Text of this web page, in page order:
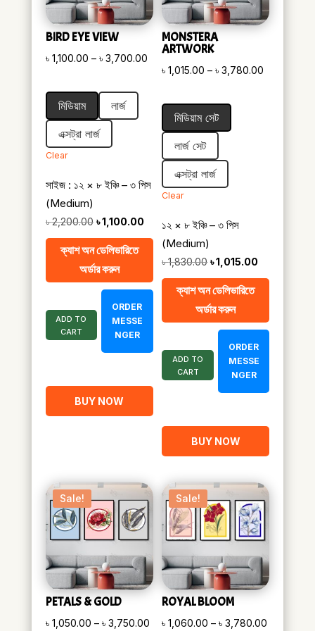
BIRD EYE VIEW
৳ 1,100.00 – ৳ 3,700.00Price
range:
through
৳ 3,700.00
মিডিয়াম
লার্জ
এক্সট্রা লার্জ
Clear
সাইজ : ১২ × ৮ ইঞ্চি – ৩ পিস
(Medium)
৳2,200.00 Original
price
was:
৳ 2,200.00.
৳1,100.00Current
price
৳ 1,100.00.
ক্যাশ অন ডেলিভারিতে
অর্ডার করুন
ADD TO
CART
ORDER
MESSE
NGER
BUY NOW
MONSTERA
ARTWORK
৳1,015.00 – ৳3,780.00
মিডিয়াম সেট
লার্জ সেট
এক্সট্রা লার্জ
Clear
১২ × ৮ ইঞ্চি – ৩ পিস
(Medium)
৳1,830.00 Original
price
was:
৳ 1,830.00.
৳1,015.00
price
ক্যাশ অন ডেলিভারিতে
অর্ডার করুন
ADD TO
CART
ORDER
MESSE
NGER
BUY NOW
Sale!
PETALS & GOLD
৳ 1,050.00 – ৳ 3,750.00Price
Sale!
ROYAL BLOOM
৳1,060.00 – ৳3,780.00